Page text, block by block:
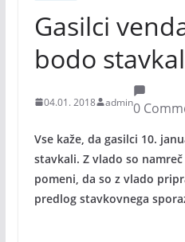
Gasilci
bodo
04.01. 2018 admin0
Vse kaže, da gasilci 10.
stavkali. Z vlado so
pomeni, da so z vlado
predlog stavkovnega